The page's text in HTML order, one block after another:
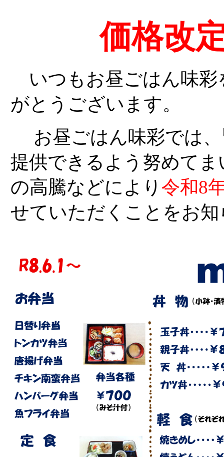
価格改
いつもお昼ごはん味
がとうございます。
昼ごはん味彩では、
提供できるよう努めて
の高騰などにより 令和8
せていただくことをお